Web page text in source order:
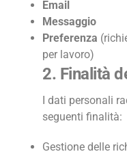
Email
Messaggio
Preferenza
per lavoro)
2. Finalità
I dati personali
seguenti finalità:
Gestione delle